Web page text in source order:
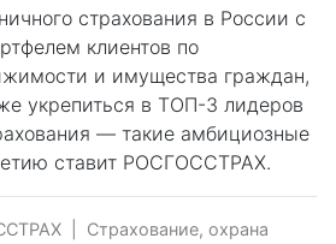
страхования в России с
клиентов по
и имущества граждан,
укрепиться в ТОП-3 лидеров
— такие амбициозные
ставит РОСГОССТРАХ.
Страхование, охрана